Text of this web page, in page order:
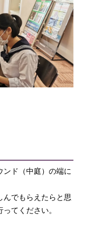
ド（中庭）の端に
んでもらえたらと思
てください。